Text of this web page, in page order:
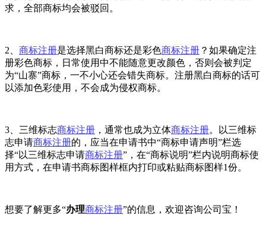
求，全部商标均会被驳回。
2、 商标注册是选择黑白商标还是彩色商标注册 ？如果确定注
册彩色商标，日常使用中不能随意更改颜色，否则会被判定
为“山寨”商标，一不小心还会错失商标。注册黑白商标的话可
以添加色彩使用，不会成为侵权商标。
3、三维标志商标注册 ，通常也成为立体商标注册。以三维标
志申请商标注册的，应当在申请书中“商标申请声明”栏选
择“以三维标志申请商标注册”，在“商标说明”栏内说明商标使
用方式，在申请书商标图样框内打印或粘贴商标图样1份。
想要了解更多“办理商标注册”的信息，欢迎咨询公司宝！